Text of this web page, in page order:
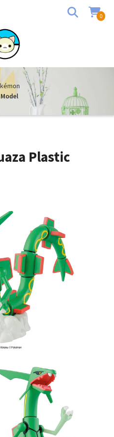
0
Plastic